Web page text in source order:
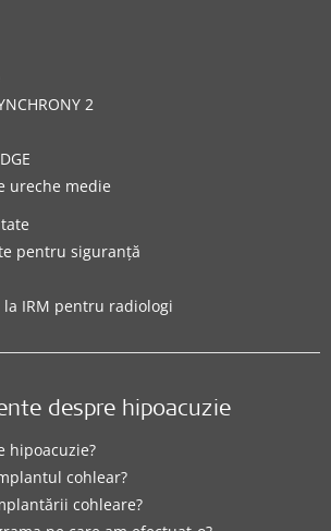
2
ureche medie
pentru siguranță
IRM pentru radiologi
despre hipoacuzie
hipoacuzie?
cohlear?
cohleare?